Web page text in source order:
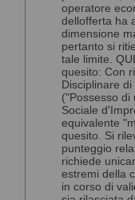
operatore
dellofferta ha
dimensione
pertanto si
tale limite.
quesito: Con
Disciplinare
("Possesso di
Sociale
equivalente
quesito. Si
punteggio
richiede
estremi della
in corso di